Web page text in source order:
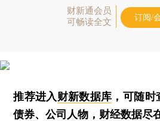
财新通会员
可畅读全文
订阅/
推荐进入财新数据库 ，可随
债券、公司人物，财经数据尽